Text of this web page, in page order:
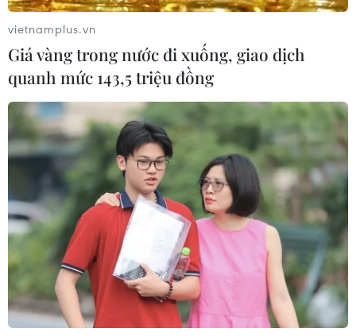
tham gia Fi Vietnam 2022
12/10/2022 07:42
Khách tham quan triển lãm Fi Vietnam 2022 ở Thành
phố Hồ Chí Minh có thể cập nhật xu hướng mới trong
ngành thực phẩm và đồ uống, tìm kiếm nguồn nguyên
liệu, phát triển quan hệ hợp tác kinh doanh...
vietnamplus.vn
Giá vàng trong nước đi xuống, giao dịch
quanh mức 143,5 triệu đồng